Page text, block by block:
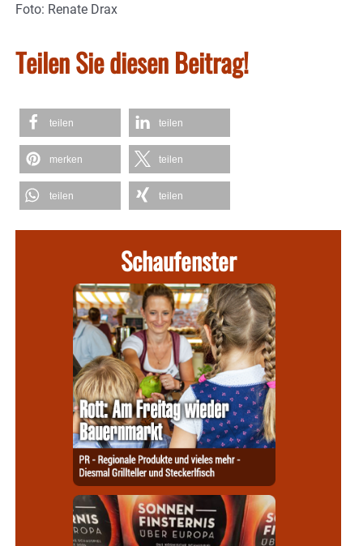
Foto: Renate Drax
Teilen Sie diesen Beitrag!
teilen teilen
merken teilen
teilen teilen
Schaufenster